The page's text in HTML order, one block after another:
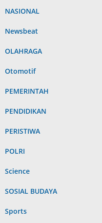
NASIONAL
Newsbeat
OLAHRAGA
Otomotif
PEMERINTAH
PENDIDIKAN
PERISTIWA
POLRI
Science
SOSIAL BUDAYA
Sports